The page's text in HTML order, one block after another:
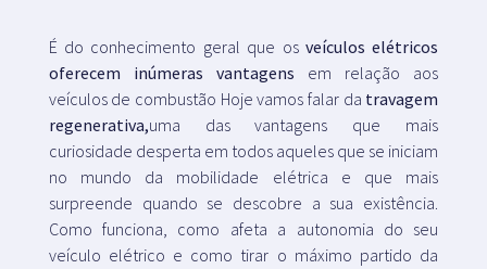
+34 979 300 500
É do conhecimento geral que os veículos elétricos
oferecem inúmeras vantagens em relação aos
veículos de combustão Hoje vamos falar da travagem
regenerativa,uma das vantagens que mais
curiosidade desperta em todos aqueles que se iniciam
no mundo da mobilidade elétrica e que mais
surpreende quando se descobre a sua existência.
Como funciona, como afeta a autonomia do seu
veículo elétrico e como tirar o máximo partido da